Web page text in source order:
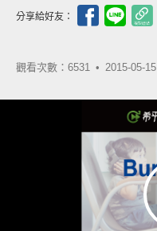
分享給好友：
觀看次數：6531 • 2015-05-15